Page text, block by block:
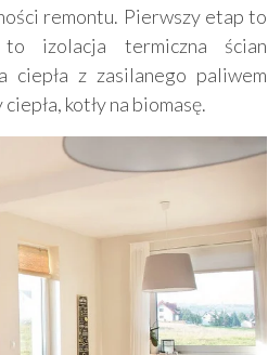
remontu. Pierwszy etap to
izolacja termiczna ścian
ciepła z zasilanego paliwem
kotły na biomasę.